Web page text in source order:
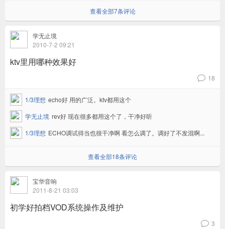
查看全部7条评论
学无止境
2010-7-2 09:21
ktv里用哪种效果好
v 18
1/3理想 echo好 用的广泛。ktv都用这个
学无止境 rev好 现在很多都用这个了，干净好听
1/3理想 ECHO调试得当也很干净啊 看怎么调了。调好了不发混啊...
查看全部18条评论
宝华音响
2011-8-21 03:03
初学好拍档VOD系统操作及维护
v 3